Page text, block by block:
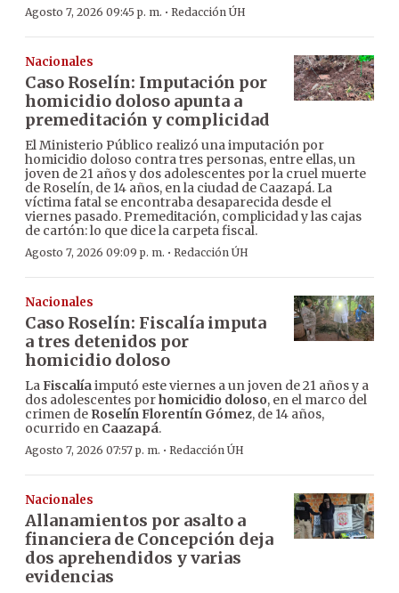
Agosto 7, 2026 09:45 p. m. · Redacción ÚH
Nacionales
Caso Roselín: Imputación por
homicidio doloso apunta a
premeditación y complicidad
El Ministerio Público realizó una imputación por
homicidio doloso contra tres personas, entre ellas, un
joven de 21 años y dos adolescentes por la cruel muerte
de Roselín, de 14 años, en la ciudad de Caazapá. La
víctima fatal se encontraba desaparecida desde el
viernes pasado. Premeditación, complicidad y las cajas
de cartón: lo que dice la carpeta fiscal.
Agosto 7, 2026 09:09 p. m. · Redacción ÚH
Nacionales
Caso Roselín: Fiscalía imputa
a tres detenidos por
homicidio doloso
LaFiscalíaimputó este viernes a un joven de 21 años y a
dos adolescentes porhomicidio doloso, en el marco del
crimen de Roselín Florentín Gómez, de 14 años,
ocurrido en Caazapá.
Agosto 7, 2026 07:57 p. m. · Redacción ÚH
Nacionales
Allanamientos por asalto a
financiera de Concepción deja
dos aprehendidos y varias
evidencias